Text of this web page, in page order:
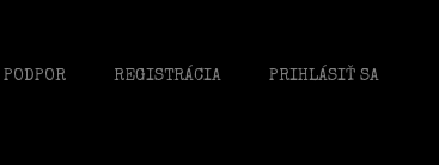
PODPOR REGISTRÁCIA PRIHLÁSIŤ SA